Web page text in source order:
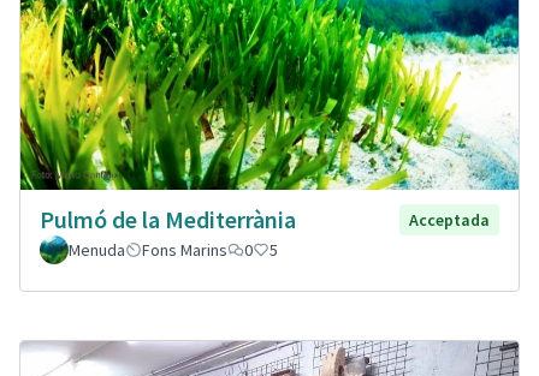
Pulmó de la Mediterrània
Acceptada
Menuda
Fons Marins 0 5